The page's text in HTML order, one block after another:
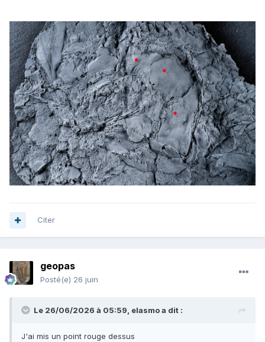
Citer
geopas
Posté(e) 26 juin
Le 26/06/2026 à 05:59, elasmoa dit :
J'ai mis un point rouge dessus